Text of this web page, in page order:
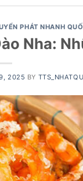
PHÁT NHANH
Nha:
2025 BY